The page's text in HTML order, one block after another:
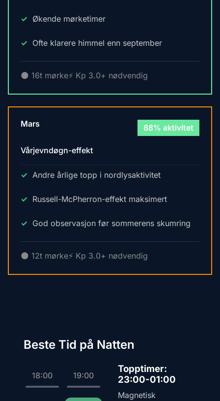
Økende mørketimer
Ofte klarere himmel enn september
🌑 16t mørke⚡ Kp 3.0+ nødvendig
Mars 88% aktivitet
Vårjevndøgn-effekt
Andre årlige topp i nordlysaktivitet
Russell-McPherron-effekt maksimert
God observasjon før sommerens skumring
🌑 12t mørke⚡ Kp 3.0+ nødvendig
Beste Tid på Natten
18:00 19:00
Topptimer:
23:00-01:00
Magnetisk